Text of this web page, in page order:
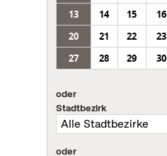
13
14 15 16
20
21 22 23
27
28 29 30
oder
Stadtbezirk
oder